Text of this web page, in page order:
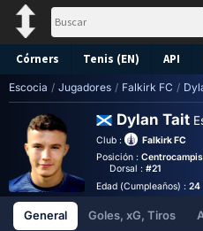
Córners Tenis (EN) API
Escocia / Jugadores / Falkirk FC /
Dylan Tait
Club :
Falkirk FC
Posición :
Dorsal :#21
Edad (Cumpleaños) : 24
General Goles, xG, Tiros